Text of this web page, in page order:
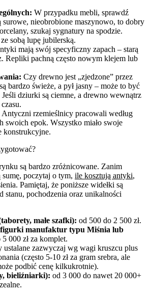
W przypadku mebli, sprawdź
surowe, nieobrobione maszynowo, to dobry
szukaj sygnatury na spodzie.
sobą lupę jubilerską.
mają swój specyficzny zapach – starą
Repliki pachną często nowym klejem lub
Czy drewno jest „zjedzone” przez
bardzo świeże, a pył jasny – może to być
Jeśli dziurki są ciemne, a drewno wewnątrz
Antyczni rzemieślnicy pracowali według
swoich epok. Wszystko miało swoje
konstrukcyjne.
są bardzo zróżnicowane. Zanim
poczytaj o tym, ile kosztują antyki,
Pamiętaj, że poniższe widełki są
stanu, pochodzenia oraz unikalności
małe szafki): od 500 do 2 500 zł.
figurki manufaktur typu Miśnia lub
000 zł za komplet.
ustalane zazwyczaj wg wagi kruszcu plus
(często 5-10 zł za gram srebra, ale
podbić cenę kilkukrotnie).
bieliźniarki): od 3 000 do nawet 20 000+